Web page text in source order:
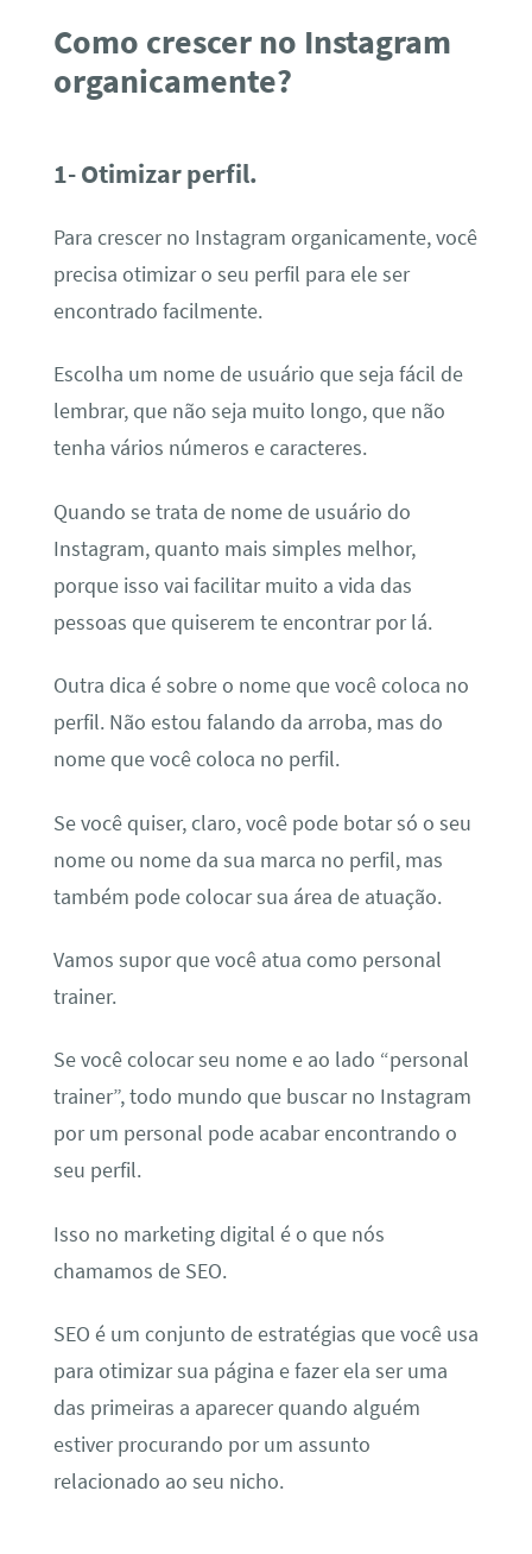
Como crescer no Instagram
organicamente?
1- Otimizar perfil.
Para crescer no Instagram organicamente, você
precisa otimizar o seu perfil para ele ser
encontrado facilmente.
Escolha um nome de usuário que seja fácil de
lembrar, que não seja muito longo, que não
tenha vários números e caracteres.
Quando se trata de nome de usuário do
Instagram, quanto mais simples melhor,
porque isso vai facilitar muito a vida das
pessoas que quiserem te encontrar por lá.
Outra dica é sobre o nome que você coloca no
perfil. Não estou falando da arroba, mas do
nome que você coloca no perfil.
Se você quiser, claro, você pode botar só o seu
nome ou nome da sua marca no perfil, mas
também pode colocar sua área de atuação.
Vamos supor que você atua como personal
trainer.
Se você colocar seu nome e ao lado “personal
trainer”, todo mundo que buscar no Instagram
por um personal pode acabar encontrando o
seu perfil.
Isso no marketing digital é o que nós
chamamos de SEO.
SEO é um conjunto de estratégias que você usa
para otimizar sua página e fazer ela ser uma
das primeiras a aparecer quando alguém
estiver procurando por um assunto
relacionado ao seu nicho.